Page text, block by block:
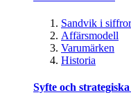
Sandvik i siffror
Affärsmodell
Varumärken
Historia
Syfte och